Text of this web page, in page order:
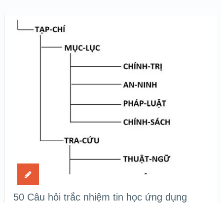
50 Câu hỏi trắc nhiệm tin học ứng dụng